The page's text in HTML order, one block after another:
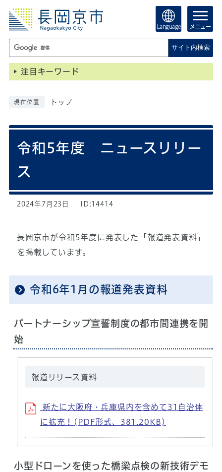
Language メニュー
サイト内検索
注目キーワード
現在位置 トップ
令和5年度 ニュースリリー
ス
2024年7月23日 ID:14414
長岡京市が令和5年度に発表した「報道発表資料」
を掲載しています。
令和6年1月の報道発表資料
パートナーシップ宣誓制度の都市間連携を開
始
報道リリース資料
新たに大阪府・兵庫県内を含めて31自治体
に拡充！(PDF形式、381.20KB)
小型ドローンを使った橋梁点検の新技術デモ